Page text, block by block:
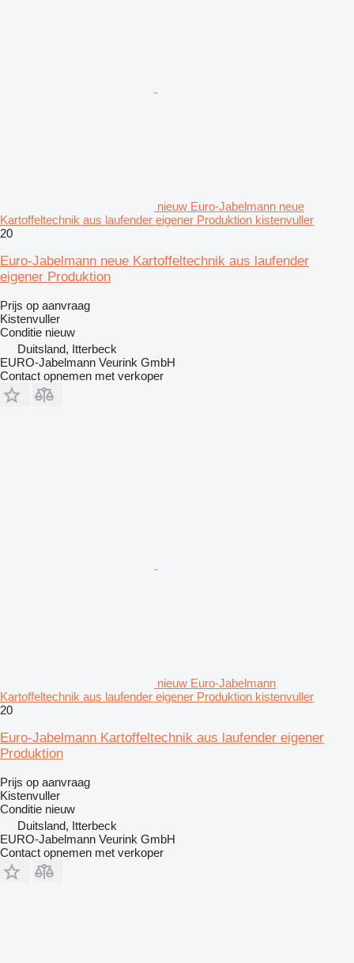
nieuw Euro-Jabelmann neue
Kartoffeltechnik aus laufender eigener Produktion kistenvuller
20
Euro-Jabelmann neue Kartoffeltechnik aus laufender
eigener Produktion
Prijs op aanvraag
Kistenvuller
Conditie nieuw
Duitsland, Itterbeck
EURO-Jabelmann Veurink GmbH
Contact opnemen met verkoper
nieuw Euro-Jabelmann
Kartoffeltechnik aus laufender eigener Produktion kistenvuller
20
Euro-Jabelmann Kartoffeltechnik aus laufender eigener
Produktion
Prijs op aanvraag
Kistenvuller
Conditie nieuw
Duitsland, Itterbeck
EURO-Jabelmann Veurink GmbH
Contact opnemen met verkoper